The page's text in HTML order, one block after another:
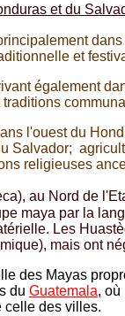
et du
et
également
traditions
l'ouest du
Salvador;
religieuses
au Nord de
maya par la
Les
mais ont
des Mayas
du Guatemala, où
celle des villes.